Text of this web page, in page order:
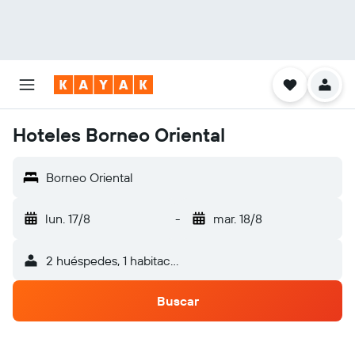
Hoteles Borneo Oriental
Borneo Oriental
lun. 17/8 - mar. 18/8
2 huéspedes, 1 habitación
Buscar